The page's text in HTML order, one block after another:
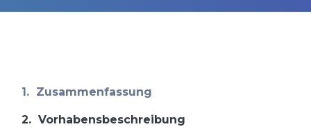
1. Zusammenfassung
2. Vorhabensbeschreibung